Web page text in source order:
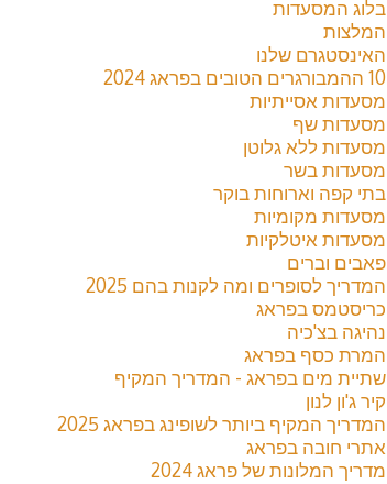
בלוג המסעדות
המלצות
האינסטגרם שלנו
10 ההמבורגרים הטובים בפראג 2024
מסעדות אסייתיות
מסעדות שף
מסעדות ללא גלוטן
מסעדות בשר
בתי קפה וארוחות בוקר
מסעדות מקומיות
מסעדות איטלקיות
פאבים וברים
המדריך לסופרים ומה לקנות בהם 2025
כריסטמס בפראג
נהיגה בצ'כיה
המרת כסף בפראג
שתיית מים בפראג - המדריך המקיף
קיר ג'ון לנון
המדריך המקיף ביותר לשופינג בפראג 2025
אתרי חובה בפראג
מדריך המלונות של פראג 2024